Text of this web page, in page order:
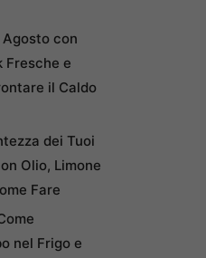
Agosto con
Fresche e
il Caldo
dei Tuoi
Olio, Limone
Fare
nel Frigo e